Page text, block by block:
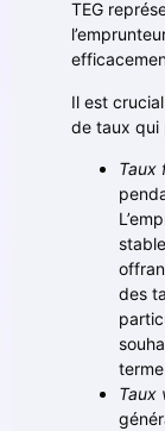
TEG
Il est
de taux qui
Taux
des
Taux